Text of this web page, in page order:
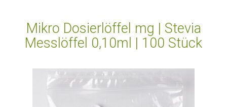
Mikro Dosierlöffel mg | Stevia
Messlöffel 0,10ml | 100 Stück